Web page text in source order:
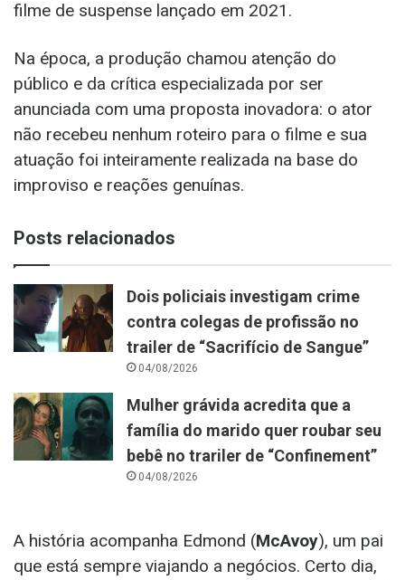
filme de suspense lançado em 2021.
Na época, a produção chamou atenção do
público e da crítica especializada por ser
anunciada com uma proposta inovadora: o ator
não recebeu nenhum roteiro para o filme e sua
atuação foi inteiramente realizada na base do
improviso e reações genuínas.
Posts relacionados
Dois policiais investigam crime
contra colegas de profissão no
trailer de “Sacrifício de Sangue”
04/08/2026
Mulher grávida acredita que a
família do marido quer roubar seu
bebê no trariler de “Confinement”
04/08/2026
A história acompanha Edmond (McAvoy), um pai
que está sempre viajando a negócios. Certo dia,